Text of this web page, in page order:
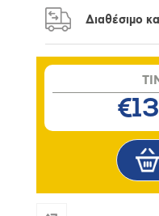
Διαθέσιμο